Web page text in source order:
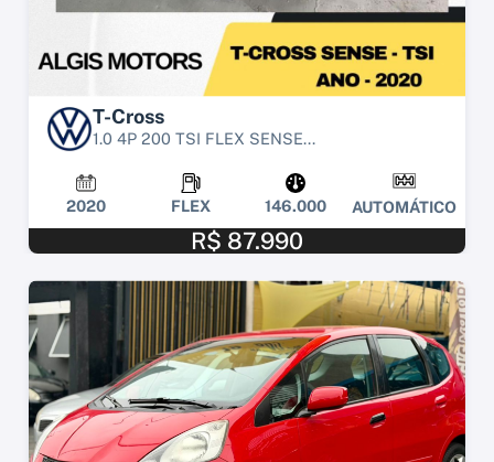
T-Cross
1.0 4P 200 TSI FLEX SENSE...
2020 FLEX 146.000 AUTOMÁTICO
R$ 87.990